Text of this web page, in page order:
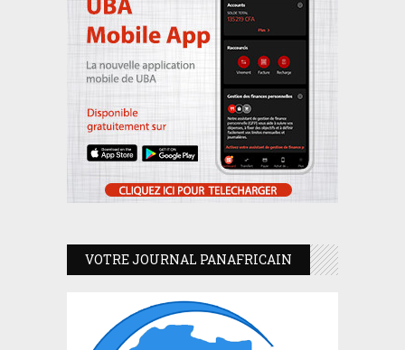
VOTRE JOURNAL PANAFRICAIN